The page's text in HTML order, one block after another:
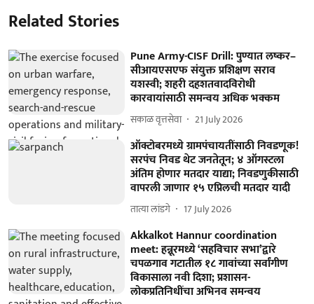
Related Stories
Pune Army-CISF Drill: पुण्यात लष्कर–
सीआयएसएफ संयुक्त प्रशिक्षण सराव
यशस्वी; शहरी दहशतवादविरोधी
कारवायांसाठी समन्वय अधिक भक्कम
सकाळ वृत्तसेवा 21 July 2026
ऑक्टोबरमध्ये ग्रामपंचायतींसाठी निवडणूक!
सरपंच निवड थेट जनतेतून; ४ ऑगस्टला
अंतिम होणार मतदार याद्या; निवडणुकीसाठी
वापरली जाणार १५ एप्रिलची मतदार यादी
तात्या लांडगे 17 July 2026
Akkalkot Hannur coordination
meet: हन्नूरमध्ये ‘सहविचार सभा’द्वारे
चपळगाव गटातील १८ गावांच्या सर्वांगीण
विकासाला नवी दिशा; प्रशासन-
लोकप्रतिनिधींचा अभिनव समन्वय